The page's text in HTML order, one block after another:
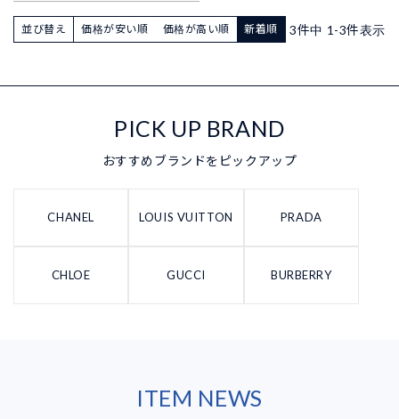
並び替え 価格が安い順 価格が高い順 新着順 3件中 1 -3件表示
PICK UP BRAND
おすすめブランドをピックアップ
CHANEL LOUIS VUITTON PRADA
CHLOE GUCCI BURBERRY
ITEM NEWS